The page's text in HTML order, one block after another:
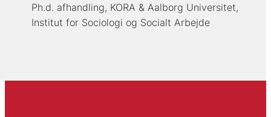
Ph.d. afhandling, KORA & Aalborg Universitet,
Institut for Sociologi og Socialt Arbejde